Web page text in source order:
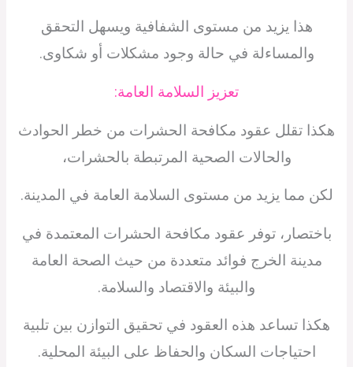
هذا يزيد من مستوى الشفافية ويسهل التحقق
والمساءلة في حالة وجود مشكلات أو شكاوى.
تعزيز السلامة العامة:
هكذا تقلل عقود مكافحة الحشرات من خطر الحوادث
والحالات الصحية المرتبطة بالحشرات،
لكن مما يزيد من مستوى السلامة العامة في المدينة.
باختصار، توفر عقود مكافحة الحشرات المعتمدة في
مدينة الخرج فوائد متعددة من حيث الصحة العامة
والبيئة والاقتصاد والسلامة.
هكذا تساعد هذه العقود في تحقيق التوازن بين تلبية
احتياجات السكان والحفاظ على البيئة المحلية.